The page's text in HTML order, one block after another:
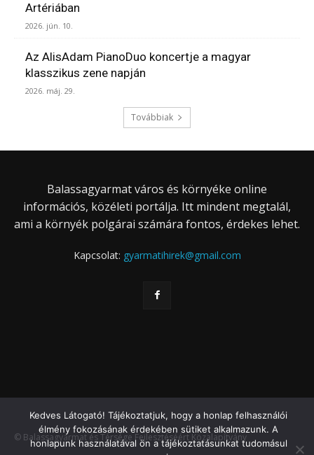
Artériában
2026. jún. 10.
Az AlisAdam PianoDuo koncertje a magyar
klasszikus zene napján
2026. máj. 29.
Továbbiak
Balassagyarmat város és környéke online
információs, közéleti portálja. Itt mindent megtalál,
ami a környék polgárai számára fontos, érdekes lehet.
Kapcsolat: gyarmatihirek@gmail.com
© Balassagyarmat és Térsége Fejlesztéséért Közalapítvány
Kedves Látogató! Tájékoztatjuk, hogy a honlap felhasználói
élmény fokozásának érdekében sütiket alkalmazunk. A
honlapunk használatával ön a tájékoztatásunkat tudomásul